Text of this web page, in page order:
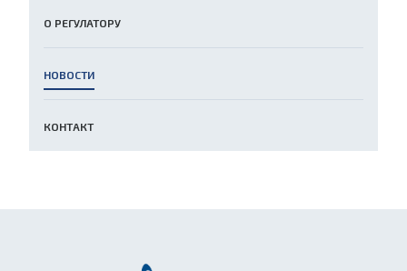
О РЕГУЛАТОРУ
НОВОСТИ
КОНТАКТ